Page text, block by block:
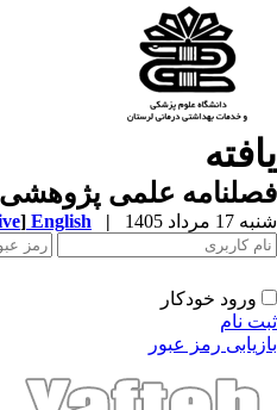
علمی پژوهشی
مرداد 1405 |
English
]
ورود خودکار
نام
رمز عبور